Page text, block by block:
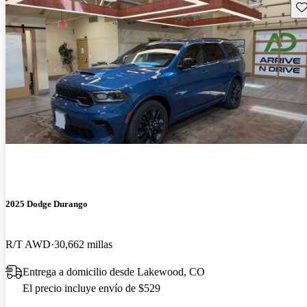
2025 Dodge Durango
R/T AWD 30,662 millas
Entrega a domicilio desde Lakewood, CO
El precio incluye envío de $529